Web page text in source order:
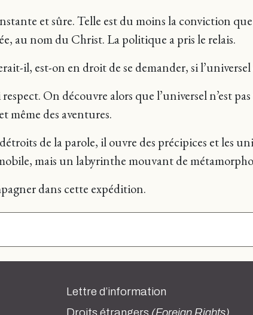
et sûre. Telle est du moins la conviction
au nom du Christ. La politique a pris le relais.
il, est-on en droit de se demander, si
On découvre alors que l’universel n’est
même des aventures.
de la parole, il ouvre des précipices et les
mais un labyrinthe mouvant de
dans cette expédition.
Lettre d’information